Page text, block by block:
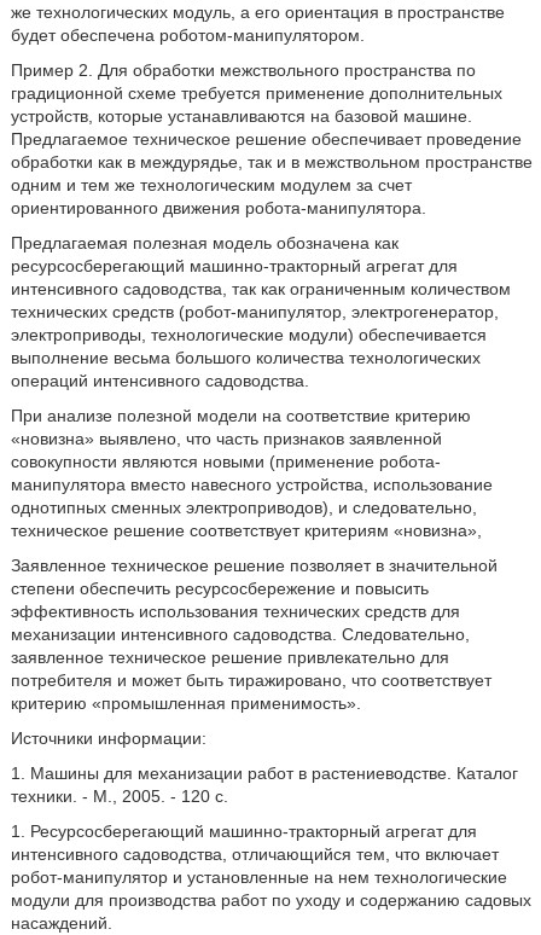
же технологических модуль, а его ориентация в пространстве
будет обеспечена роботом-манипулятором.
Пример 2. Для обработки межствольного пространства по
градиционной схеме требуется применение дополнительных
устройств, которые устанавливаются на базовой машине.
Предлагаемое техническое решение обеспечивает проведение
обработки как в междурядье, так и в межствольном пространстве
одним и тем же технологическим модулем за счет
ориентированного движения робота-манипулятора.
Предлагаемая полезная модель обозначена как
ресурсосберегающий машинно-тракторный агрегат для
интенсивного садоводства, так как ограниченным количеством
технических средств (робот-манипулятор, электрогенератор,
электроприводы, технологические модули) обеспечивается
выполнение весьма большого количества технологических
операций интенсивного садоводства.
При анализе полезной модели на соответствие критерию
«новизна» выявлено, что часть признаков заявленной
совокупности являются новыми (применение робота-
манипулятора вместо навесного устройства, использование
однотипных сменных электроприводов), и следовательно,
техническое решение соответствует критериям «новизна»,
Заявленное техническое решение позволяет в значительной
степени обеспечить ресурсосбережение и повысить
эффективность использования технических средств для
механизации интенсивного садоводства. Следовательно,
заявленное техническое решение привлекательно для
потребителя и может быть тиражировано, что соответствует
критерию «промышленная применимость».
Источники информации:
1. Машины для механизации работ в растениеводстве. Каталог
техники. - М., 2005. - 120 с.
1. Ресурсосберегающий машинно-тракторный агрегат для
интенсивного садоводства, отличающийся тем, что включает
робот-манипулятор и установленные на нем технологические
модули для производства работ по уходу и содержанию садовых
насаждений.